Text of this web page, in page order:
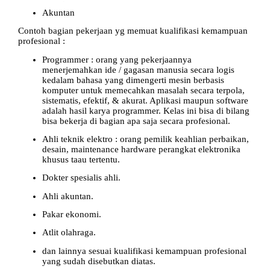
Akuntan
Contoh bagian pekerjaan yg memuat kualifikasi kemampuan
profesional :
Programmer : orang yang pekerjaannya
menerjemahkan ide / gagasan manusia secara logis
kedalam bahasa yang dimengerti mesin berbasis
komputer untuk memecahkan masalah secara terpola,
sistematis, efektif, & akurat. Aplikasi maupun software
adalah hasil karya programmer. Kelas ini bisa di bilang
bisa bekerja di bagian apa saja secara profesional.
Ahli teknik elektro : orang pemilik keahlian perbaikan,
desain, maintenance hardware perangkat elektronika
khusus taau tertentu.
Dokter spesialis ahli.
Ahli akuntan.
Pakar ekonomi.
Atlit olahraga.
dan lainnya sesuai kualifikasi kemampuan profesional
yang sudah disebutkan diatas.